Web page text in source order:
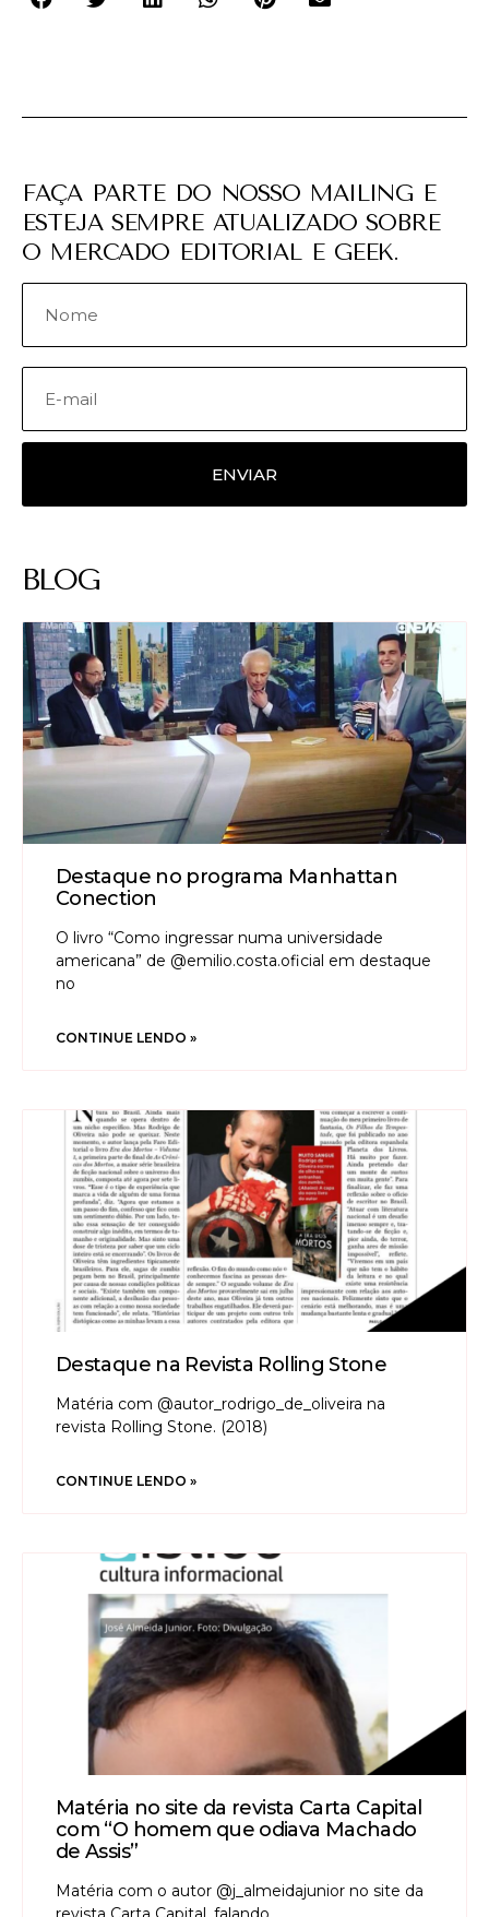
FAÇA PARTE DO NOSSO MAILING E
ESTEJA SEMPRE ATUALIZADO SOBRE
O MERCADO EDITORIAL E GEEK.
ENVIAR
BLOG
Destaque no programa Manhattan
Conection
O livro “Como ingressar numa universidade
americana” de @emilio.costa.oficial em destaque
no
CONTINUE LENDO »
Destaque na Revista Rolling Stone
Matéria com @autor_rodrigo_de_oliveira na
revista Rolling Stone. (2018)
CONTINUE LENDO »
Matéria no site da revista Carta Capital
com “O homem que odiava Machado
de Assis”
Matéria com o autor @j_almeidajunior no site da